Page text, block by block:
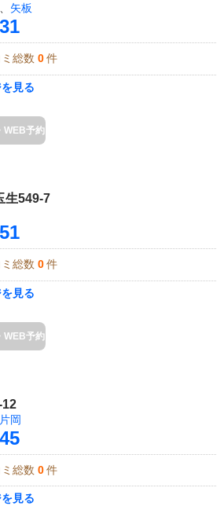
矢板
総数 0 件
見る
WEB予約
生549-7
総数 0 件
見る
WEB予約
12
片岡
総数 0 件
見る